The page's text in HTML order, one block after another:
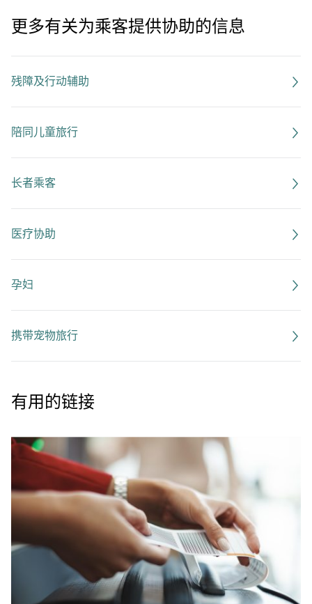
更多有关为乘客提供协助的信息
残障及行动辅助
陪同儿童旅行
长者乘客
医疗协助
孕妇
携带宠物旅行
有用的链接